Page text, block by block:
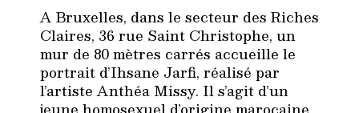
publication :
A Bruxelles, dans le secteur des Riches
Claires, 36 rue Saint Christophe, un
mur de 80 mètres carrés accueille le
portrait d’Ihsane Jarfi, réalisé par
l’artiste Anthéa Missy. Il s’agit d’un